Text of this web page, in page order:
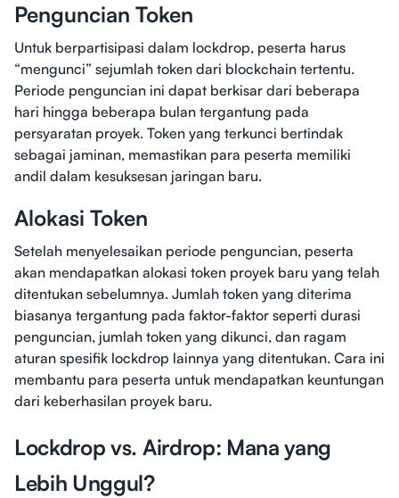
Penguncian Token
Untuk berpartisipasi dalam lockdrop, peserta harus
“mengunci” sejumlah token dari blockchain tertentu.
Periode penguncian ini dapat berkisar dari beberapa
hari hingga beberapa bulan tergantung pada
persyaratan proyek. Token yang terkunci bertindak
sebagai jaminan, memastikan para peserta memiliki
andil dalam kesuksesan jaringan baru.
Alokasi Token
Setelah menyelesaikan periode penguncian, peserta
akan mendapatkan alokasi token proyek baru yang telah
ditentukan sebelumnya. Jumlah token yang diterima
biasanya tergantung pada faktor-faktor seperti durasi
penguncian, jumlah token yang dikunci, dan ragam
aturan spesifik lockdrop lainnya yang ditentukan. Cara ini
membantu para peserta untuk mendapatkan keuntungan
dari keberhasilan proyek baru.
Lockdrop vs. Airdrop: Mana yang
Lebih Unggul?